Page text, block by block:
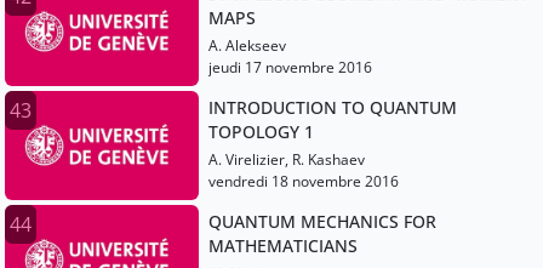
MAPS
A. Alekseev
jeudi 17 novembre 2016
43
INTRODUCTION TO QUANTUM
TOPOLOGY 1
A. Virelizier, R. Kashaev
vendredi 18 novembre 2016
44
QUANTUM MECHANICS FOR
MATHEMATICIANS